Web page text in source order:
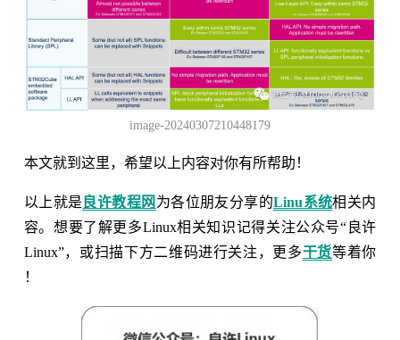
image-20240307210448179
本文就到这里，希望以上内容对你有所帮助！
以上就是 良许教程网 为各位朋友分享的Linu系统相关内
容。想要了解更多Linux相关知识记得关注公众号“良许
Linux”，或扫描下方二维码进行关注，更多干货等着你
！